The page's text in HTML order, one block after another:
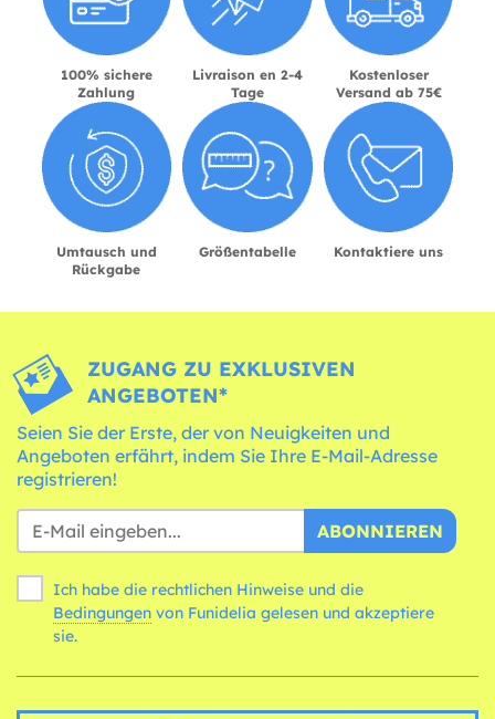
100% sichere
Zahlung
Livraison en 2-4
Tage
Kostenloser
Versand ab 75€
Umtausch und
Rückgabe
Größentabelle Kontaktiere uns
ZUGANG ZU EXKLUSIVEN
ANGEBOTEN*
Seien Sie der Erste, der von Neuigkeiten und
Angeboten erfährt, indem Sie Ihre E-Mail-Adresse
registrieren!
ABONNIEREN
Ich habe die rechtlichen Hinweise und die
Bedingungen
sie.